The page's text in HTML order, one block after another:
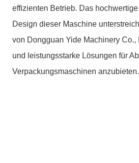
effizienten Betrieb. Das
Design dieser Maschine
von Dongguan Yide Machinery Co.,
und leistungsstarke Lösungen für
Verpackungsmaschinen anzubieten.